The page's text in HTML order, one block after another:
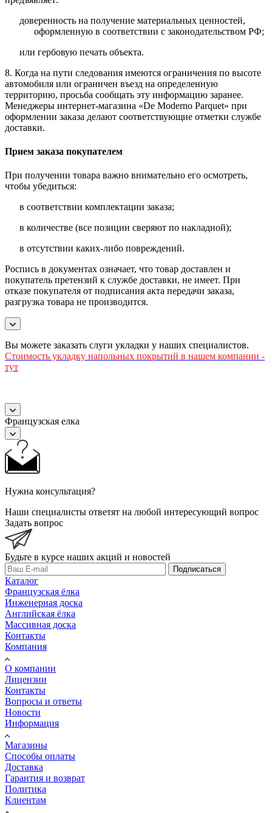
доверенность на получение материальных ценностей,
оформленную в соответствии с законодательством РФ;
или гербовую печать объекта.
8. Когда на пути следования имеются ограничения по высоте
автомобиля или ограничен въезд на определенную
территорию, просьба сообщать эту информацию заранее.
Менеджеры интернет-магазина «De Moderno Parquet» при
оформлении заказа делают соответствующие отметки службе
доставки.
Прием заказа покупателем
При получении товара важно внимательно его осмотреть,
чтобы убедиться:
в соответствии комплектации заказа;
в количестве (все позиции сверяют по накладной);
в отсутствии каких-либо повреждений.
Роспись в документах означает, что товар доставлен и
покупатель претензий к службе доставки, не имеет. При
отказе покупателя от подписания акта передачи заказа,
разгрузка товара не производится.
Вы можете заказать слуги укладки у наших специалистов.
Стоимость укладку напольных покрытий в нашем компании -
тут
Французская елка
Нужна консультация?
Наши специалисты ответят на любой интересующий вопрос
Задать вопрос
Будьте в курсе наших акций и новостей
Подписаться
Каталог
Французская ёлка
Инженерная доска
Английская ёлка
Массивная доска
Контакты
Компания
О компании
Лицензии
Контакты
Вопросы и ответы
Новости
Информация
Магазины
Способы оплаты
Доставка
Гарантия и возврат
Политика
Клиентам